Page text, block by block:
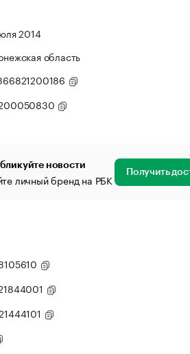
2014
область
новости
личный бренд на РБК Получить